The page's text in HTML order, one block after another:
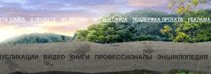
САЙТА О ПРОЕКТЕ ОТ АВТОРА ДРУЗЬЯ САЙТА ПОДДЕРЖКА ПРОЕКТА РЕКЛАМА
ВИДЕО КНИГИ ПРОФЕССИОНАЛЫ ЭНЦИКЛОПЕДИЯ